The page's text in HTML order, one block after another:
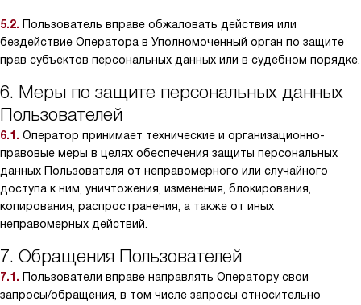
5.2. Пользователь вправе обжаловать действия или
бездействие Оператора в Уполномоченный орган по защите
прав субъектов персональных данных или в судебном порядке.
6. Меры по защите персональных данных
Пользователей
6.1. Оператор принимает технические и организационно-
правовые меры в целях обеспечения защиты персональных
данных Пользователя от неправомерного или случайного
доступа к ним, уничтожения, изменения, блокирования,
копирования, распространения, а также от иных
неправомерных действий.
7. Обращения Пользователей
7.1. Пользователи вправе направлять Оператору свои
запросы/обращения, в том числе запросы относительно